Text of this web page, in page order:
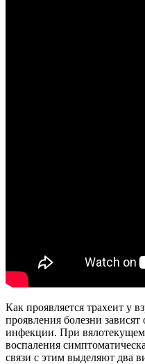
Как проявляется трахеит у
проявления болезни зависят
инфекции. При вялотекущем
воспаления
связи с этим выделяют два